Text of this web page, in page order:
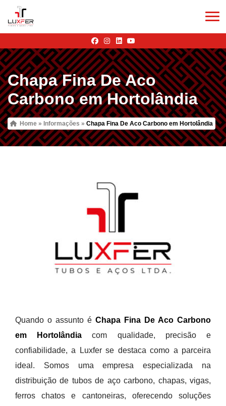
Chapa Fina De Aco
Carbono em Hortolândia
Home » Informações » Chapa Fina De Aco Carbono em Hortolândia
Quando o assunto é Chapa Fina De Aco Carbono
em Hortolândia com qualidade, precisão e
confiabilidade, a Luxfer se destaca como a parceira
ideal. Somos uma empresa especializada na
distribuição de tubos de aço carbono, chapas, vigas,
ferros chatos e cantoneiras, oferecendo soluções